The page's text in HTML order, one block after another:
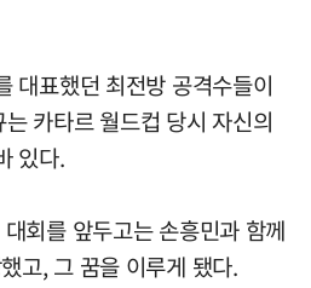
대표했던 최전방 공격수들이
카타르 월드컵 당시 자신의
있다.
회를 앞두고는 손흥민과 함께
고, 그 꿈을 이루게 됐다.